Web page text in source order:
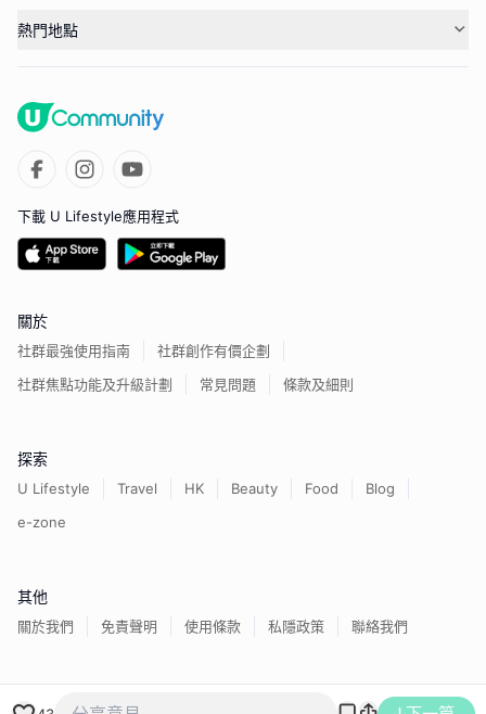
熱門地點
下載 U Lifestyle應用程式
關於
社群最強使用指南
社群創作有價企劃
社群焦點功能及升級計劃
常見問題 條款及細則
探索
U Lifestyle Travel HK Beauty Food
Blog
e-zone
其他
關於我們 免責聲明 使用條款 私隱政策 聯絡我們